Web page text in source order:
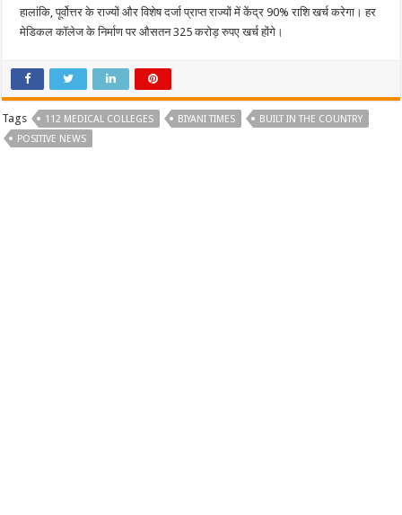
हालांकि, पूर्वोत्तर के राज्यों और विशेष दर्जा प्राप्त राज्यों में केंद्र 90% राशि खर्च करेगा। हर
मेडिकल कॉलेज के निर्माण पर औसतन 325 करोड़ रुपए खर्च होंगे।
Tags 112 MEDICAL COLLEGES BIYANI TIMES
BUILT IN THE COUNTRY
POSITIVE NEWS